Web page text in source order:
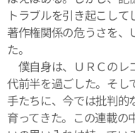
トラブルを引き起こして
著作権関係の危うさを、
た。
僕自身は、ＵＲＣのレ
代前半を過ごした。そし
手たちに、今では批判的
育ってきた。この連載の